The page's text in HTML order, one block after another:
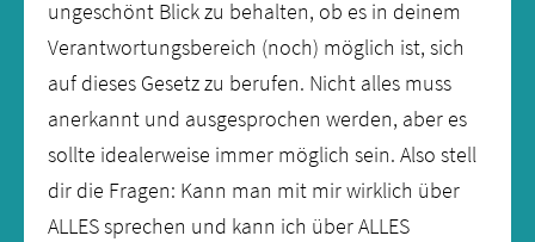
ungeschönt Blick zu behalten, ob es in deinem
Verantwortungsbereich (noch) möglich ist, sich
auf dieses Gesetz zu berufen. Nicht alles muss
anerkannt und ausgesprochen werden, aber es
sollte idealerweise immer möglich sein. Also stell
dir die Fragen: Kann man mit mir wirklich über
ALLES sprechen und kann ich über ALLES